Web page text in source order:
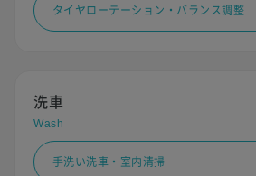
タイヤローテーション・バランス調整
洗車
Wash
手洗い洗車・室内清掃